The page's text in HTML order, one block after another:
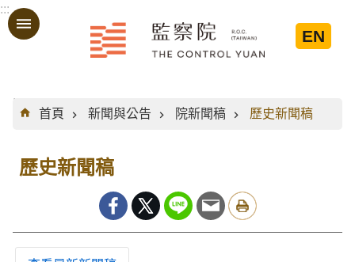
跳到主要內容區塊
:::
EN
:::
首頁
新聞與公告 院新聞稿 歷史新聞稿
歷史新聞稿